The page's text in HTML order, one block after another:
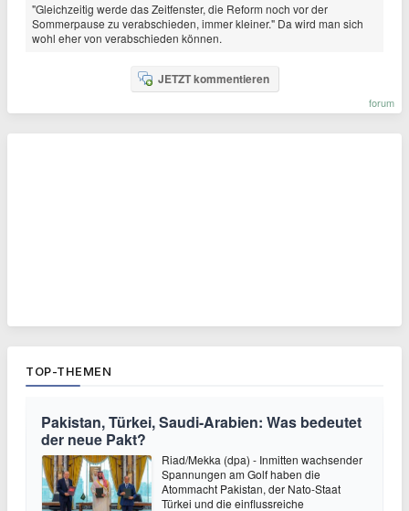
"Gleichzeitig werde das Zeitfenster, die Reform noch vor der
Sommerpause zu verabschieden, immer kleiner." Da wird man sich
wohl eher von verabschieden können.
JETZT kommentieren
forum
TOP-THEMEN
Pakistan, Türkei, Saudi-Arabien: Was bedeutet
der neue Pakt?
Riad/Mekka (dpa) - Inmitten wachsender
Spannungen am Golf haben die
Atommacht Pakistan, der Nato-Staat
Türkei und die einflussreiche